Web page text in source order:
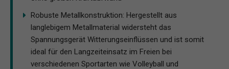
Robuste Metallkonstruktion: Hergestellt aus
langlebigem Metallmaterial widersteht das
Spannungsgerät Witterungseinflüssen und ist somit
ideal für den Langzeiteinsatz im Freien bei
verschiedenen Sportarten wie Volleyball und